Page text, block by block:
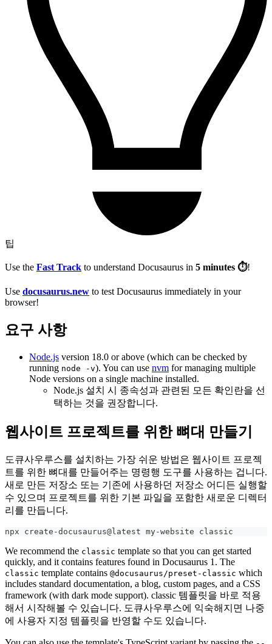
팁
Use the Fast Track to understand Docusaurus in 5 minutes ⏱!
Use docusaurus.new to test Docusaurus immediately in your
browser!
요구 사항
Node.js version 18.0 or above (which can be checked by
running node -v). You can use nvm for managing multiple
Node versions on a single machine installed.
Node.js 설치 시 종속성과 관련된 모든 확인란을 선
택하는 것을 권장합니다.
웹사이트 프로젝트를 위한 뼈대 만들기
도큐사우루스를 설치하는 가장 쉬운 방법은 웹사이트 프로젝
트를 위한 뼈대를 만들어주는 명령행 도구를 사용하는 겁니다.
새로 만든 저장소 또는 기존에 사용하던 저장소 어디든 실행할
수 있으며 프로젝트를 위한 기본 파일을 포함한 새로운 디렉터
리를 만듭니다.
npx create-docusaurus@latest my-website classic
We recommend the classic template so that you can get started
quickly, and it contains features found in Docusaurus 1. The
classic template contains @docusaurus/preset-classic which
includes standard documentation, a blog, custom pages, and a CSS
framework (with dark mode support). classic 템플릿을 바로 적용
해서 시작해볼 수 있습니다. 도큐사우루스에 익숙해지면 나중
에 사용자 지정 템플릿을 반영할 수도 있습니다.